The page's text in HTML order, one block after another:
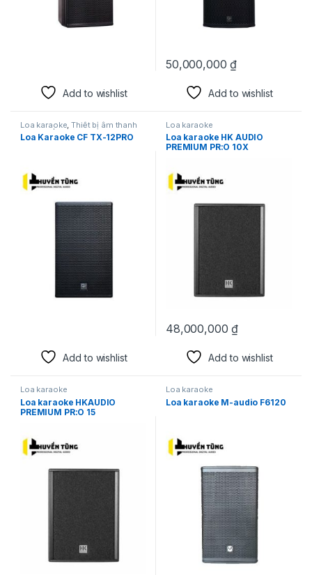
Add to wishlist
50,000,000₫
Add to wishlist
Loa karaoke ,Thiết bị âm thanh
karaoke | KTV
Loa Karaoke CF TX-12PRO
Add to wishlist
Loa karaoke
Loa karaoke HK AUDIO
PREMIUM PR:O 10X
48,000,000₫
Add to wishlist
Loa karaoke
Loa karaoke HKAUDIO
PREMIUM PR:O 15
Loa karaoke
Loa karaoke M-audio F6120